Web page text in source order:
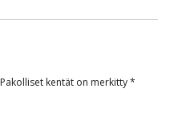
Pakolliset kentät on merkitty*